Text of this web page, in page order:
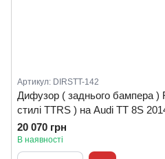
Артикул: DIRSTT-142
Дифузор ( заднього бампера )
стилі TTRS ) на Audi TT 8S
20 070 грн
В наявності